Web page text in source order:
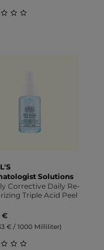
Solutions
Corrective Daily Re-
Triple Acid Peel
€
€ / 1000 Milliliter)